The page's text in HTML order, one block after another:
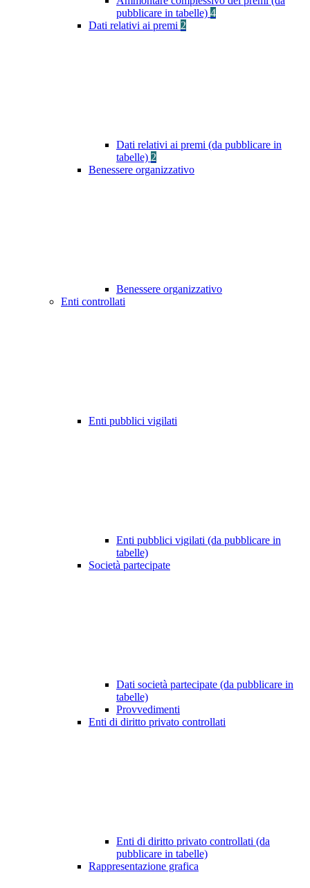
pubblicare in tabelle) 4
Dati relativi ai premi 2
Dati relativi ai premi (da pubblicare in
tabelle) 2
Benessere organizzativo
Benessere organizzativo
Enti controllati
Enti pubblici vigilati
Enti pubblici vigilati (da pubblicare in
tabelle)
Società partecipate
Dati società partecipate (da pubblicare in
tabelle)
Provvedimenti
Enti di diritto privato controllati
Enti di diritto privato controllati (da
pubblicare in tabelle)
Rappresentazione grafica